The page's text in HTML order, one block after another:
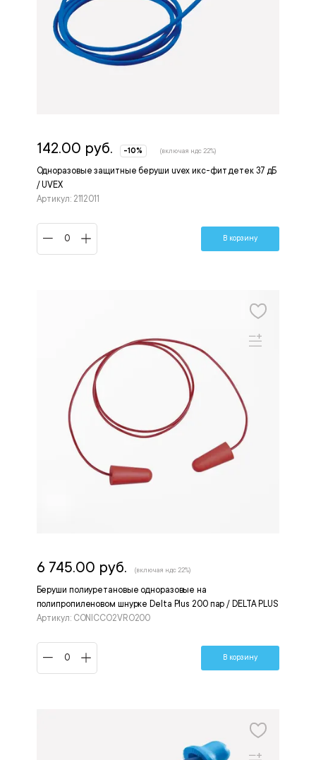
Одноразовые защитные беруши uvex икс-фит детек 37 дБ
/ UVEX
Артикул: 2112011
142.00 руб. -10% (включая ндс 22%)
В корзину
Беруши полиуретановые одноразовые на
полипропиленовом шнурке Delta Plus 200 пар / DELTA PLUS
Артикул: CONICCO2VRO200
6 745.00 руб. (включая ндс 22%)
В корзину